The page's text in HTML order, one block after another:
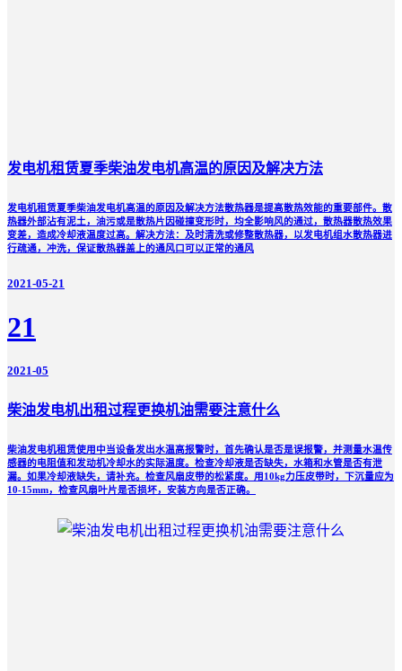
发电机租赁夏季柴油发电机高温的原因及解决方法
发电机租赁夏季柴油发电机高温的原因及解决方法散热器是提高散热效能的重要部件。散
热器外部沾有泥土，油污或是散热片因碰撞变形时，均全影响风的通过，散热器散热效果
变差，造成冷却液温度过高。解决方法：及时清洗或修整散热器，以发电机组水散热器进
行疏通，冲洗，保证散热器盖上的通风口可以正常的通风
2021-05-21
21
2021-05
柴油发电机出租过程更换机油需要注意什么
柴油发电机租赁使用中当设备发出水温高报警时，首先确认是否是误报警，并测量水温传
感器的电阻值和发动机冷却水的实际温度。检查冷却液是否缺失，水箱和水管是否有泄
漏。如果冷却液缺失，请补充。检查风扇皮带的松紧度。用10kg力压皮带时，下沉量应为
10-15mm，检查风扇叶片是否损坏，安装方向是否正确。